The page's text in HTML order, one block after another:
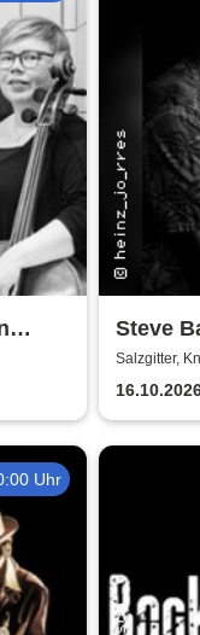
Steve
Salzgitter,
Uhr